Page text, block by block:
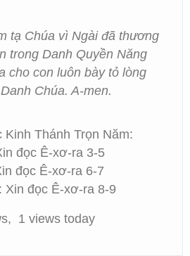
tạ Chúa vì Ngài đã thương
trong Danh Quyền Năng
cho con luôn bày tỏ lòng
Chúa. A-men.
Thánh Trọn Năm:
đọc Ê-xơ-ra 3-5
đọc Ê-xơ-ra 6-7
Xin đọc Ê-xơ-ra 8-9
1 views today